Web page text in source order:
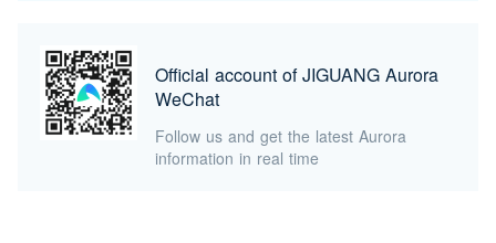
Official account of JIGUANG Aurora
WeChat
Follow us and get the latest Aurora
information in real time